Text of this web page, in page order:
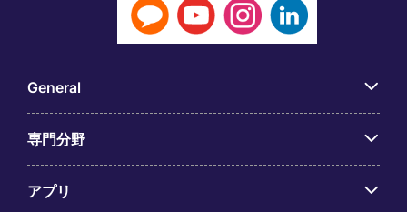
General
専門分野
アプリ